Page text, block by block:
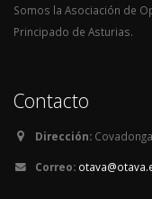
Somos la Asociación de
Principado de Asturias.
Contacto
Dirección:
Correo: